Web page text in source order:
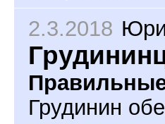
2.3.2018
Грудинин